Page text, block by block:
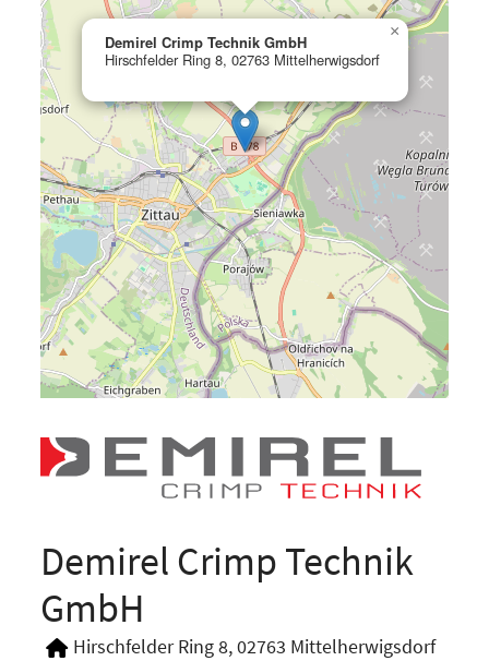
Demirel Crimp Technik GmbH
Hirschfelder Ring 8, 02763 Mittelherwigsdorf
×
Demirel Crimp Technik
GmbH
Hirschfelder Ring 8, 02763 Mittelherwigsdorf